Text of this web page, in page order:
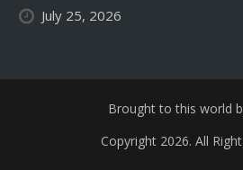
July 25, 2026
Brought to this world
Copyright 2026. All